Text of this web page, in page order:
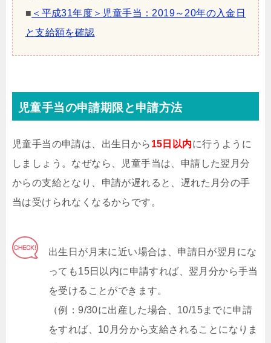
■ ＜平成31年度＞児童手当：2019～20年の入金日
と支給額を確認
児童手当の申請期限と申請方法
児童手当の申請は、出生日から 15日以内に行うように
しましょう。なぜなら、児童手当は、申請した翌月分
からの支給となり、申請が遅れると、遅れた月分の手
当は受けられなくなるからです。
出生日が月末に近い場合は、申請日が翌月にな
っても15日以内に申請すれば、翌月分から手当
を受けることができます。
（例：9/30に出産した場合、10/15までに申請
をすれば、10月分から支給されることになりま